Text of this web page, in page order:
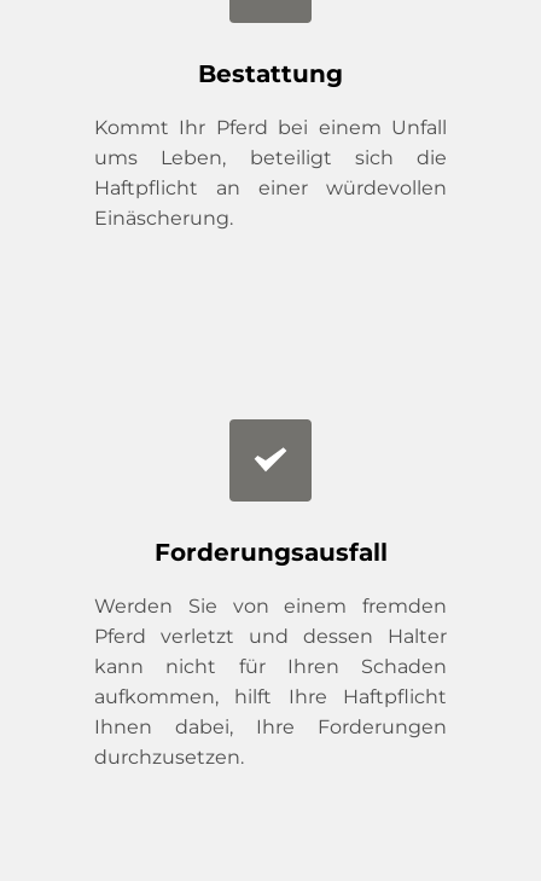
Bestattung
Kommt Ihr Pferd bei einem Unfall
ums Leben, beteiligt sich die
Haftpflicht an einer würdevollen
Einäscherung.
Forderungsausfall
Werden Sie von einem fremden
Pferd verletzt und dessen Halter
kann nicht für Ihren Schaden
aufkommen, hilft Ihre Haftpflicht
Ihnen dabei, Ihre Forderungen
durchzusetzen.